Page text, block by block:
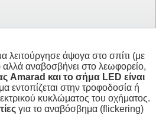
λειτούργησε άψογα στο σπίτι (με
αναβοσβήνει στο λεωφορείο,
Amarad και το σήμα LED είναι
εντοπίζεται στην τροφοδοσία ή
κυκλώματος του οχήματος.
για το αναβόσβημα (flickering)